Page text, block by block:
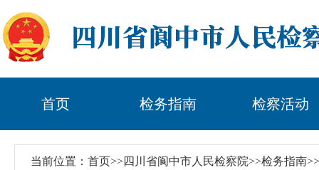
首页 检务指南 检察活动
当前位置： 首页>>四川省阆中市人民检察院>>检务指南>>